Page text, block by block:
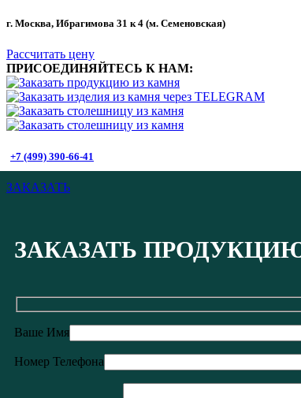
г. Москва, Ибрагимова 31 к 4 (м. Семеновская)
Рассчитать цену
ПРИСОЕДИНЯЙТЕСЬ К НАМ:
+7 (499) 390-66-41
ЗАКАЗАТЬ
ЗАКАЗАТЬ
Ваше Имя
Номер Телефона